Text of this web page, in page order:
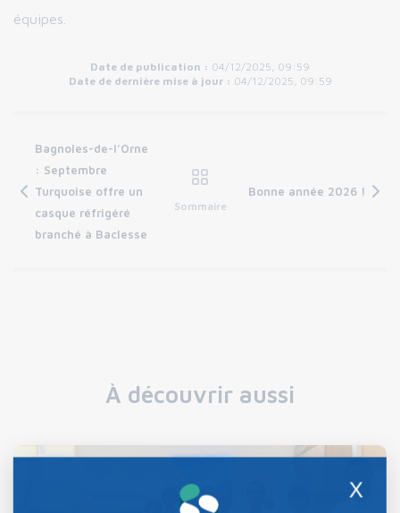
équipes.
Date de publication : 04/12/2025, 09:59
Date de dernière mise à jour : 04/12/2025, 09:59
Bagnoles-de-l’Orne
: Septembre
Turquoise offre un
casque réfrigéré
branché à Baclesse
Sommaire
Bonne année 2026 !
À découvrir aussi
X